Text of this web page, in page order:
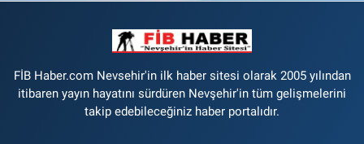
FİB Haber.com Nevsehir'in ilk haber sitesi olarak 2005 yılından
itibaren yayın hayatını sürdüren Nevşehir'in tüm gelişmelerini
takip edebileceğiniz haber portalıdır.